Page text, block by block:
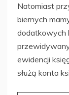
Natomiast
biernych
dodatkowych
ewidencji
służą konta